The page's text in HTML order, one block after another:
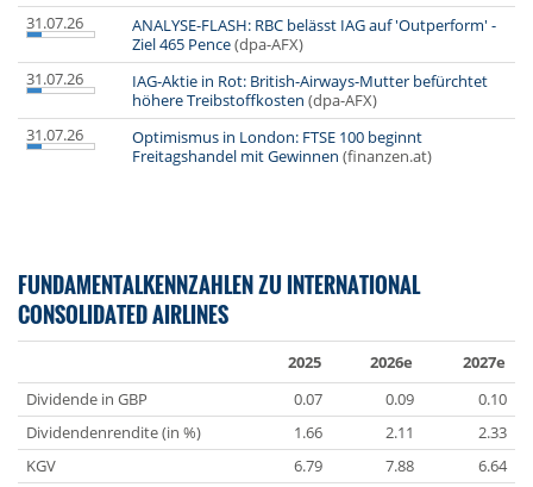
31.07.26
ANALYSE-FLASH: RBC belässt IAG auf 'Outperform' -
Ziel 465 Pence(dpa-AFX)
31.07.26
IAG-Aktie in Rot: British-Airways-Mutter befürchtet
höhere Treibstoffkosten (dpa-AFX)
31.07.26
Optimismus in London: FTSE 100 beginnt
Freitagshandel mit Gewinnen (finanzen.at)
FUNDAMENTALKENNZAHLEN ZU INTERNATIONAL
CONSOLIDATED AIRLINES
2025 2026e
2027e
Dividende in GBP
0.07 0.09
0.10
Dividendenrendite (in %)
1.66 2.11
2.33
KGV
6.79 7.88
6.64